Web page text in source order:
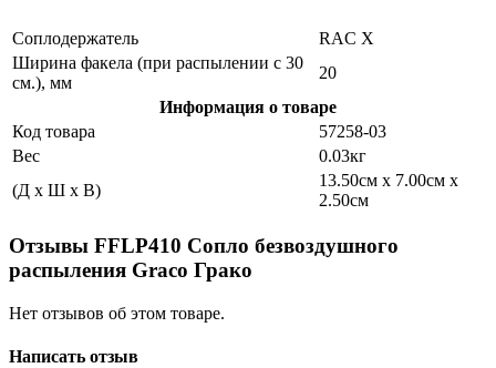
Соплодержатель
RAC X
Ширина факела (при распылении с 30
см.), мм
20
Информация о товаре
Код товара
57258-03
Вес
0.03кг
(Д x Ш x В)
13.50см x 7.00см x
2.50см
Отзывы FFLP410 Сопло безвоздушного
распыления Graco Грако
Нет отзывов об этом товаре.
Написать отзыв